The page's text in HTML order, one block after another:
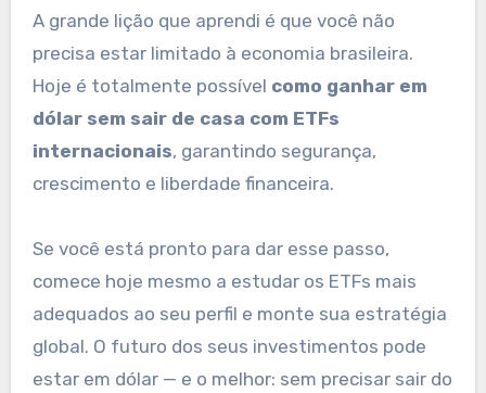
A grande lição que aprendi é que você não
precisa estar limitado à economia brasileira.
Hoje é totalmente possível como ganhar em
dólar sem sair de casa com ETFs
internacionais, garantindo segurança,
crescimento e liberdade financeira.
Se você está pronto para dar esse passo,
comece hoje mesmo a estudar os ETFs mais
adequados ao seu perfil e monte sua estratégia
global. O futuro dos seus investimentos pode
estar em dólar — e o melhor: sem precisar sair do